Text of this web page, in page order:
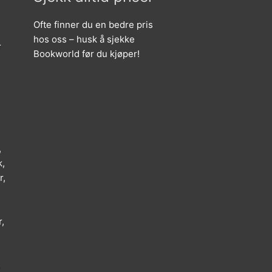
Ofte finner du en bedre pris
hos oss – husk å sjekke
Bookworld før du kjøper!